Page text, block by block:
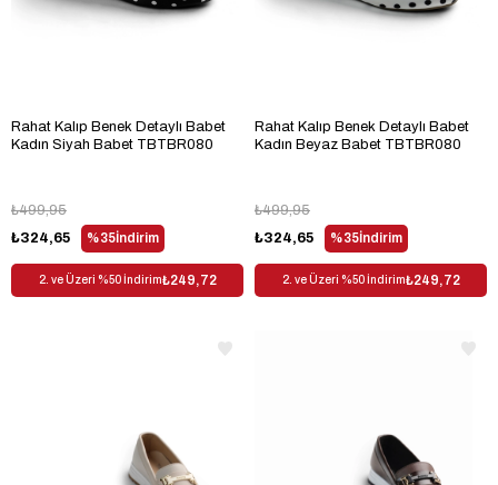
Rahat Kalıp Benek Detaylı Babet
Kadın Siyah Babet TBTBR080
%35İndirim
₺324,65
₺499,95
2. ve Üzeri %50 İndirim₺249,72
Rahat Kalıp Benek Detaylı Babet
Kadın Beyaz Babet TBTBR080
%35İndirim
₺324,65
₺499,95
2. ve Üzeri %50 İndirim₺249,72